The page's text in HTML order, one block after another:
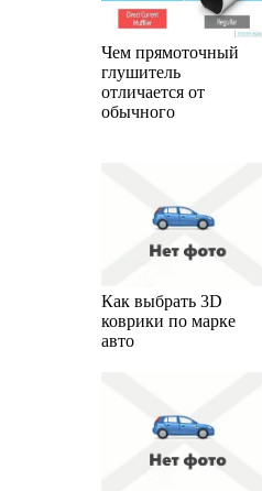
Чем прямоточный
глушитель
отличается от
обычного
Как выбрать 3D
коврики по марке
авто